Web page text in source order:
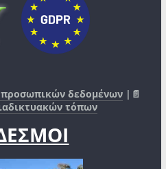
προσωπικών δεδομένων |📄
τόπων